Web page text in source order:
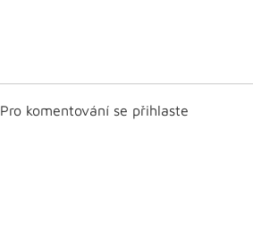
Pro komentování se přihlaste